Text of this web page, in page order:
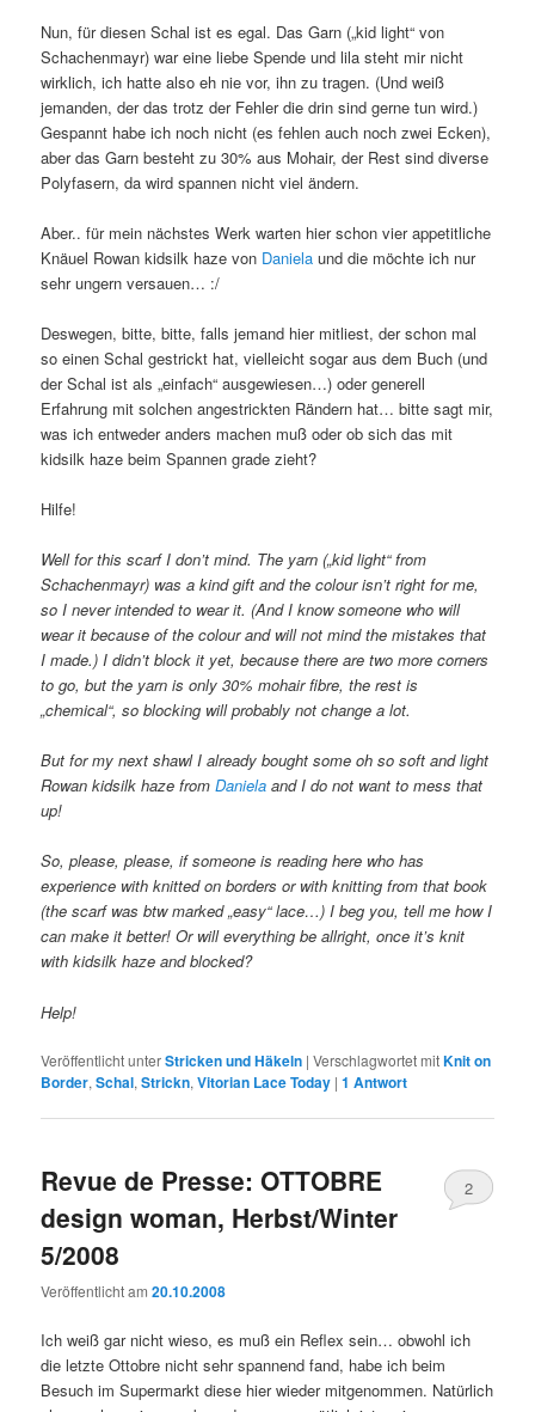
Nun, für diesen Schal ist es egal. Das Garn („kid light“ von
Schachenmayr) war eine liebe Spende und lila steht mir nicht
wirklich, ich hatte also eh nie vor, ihn zu tragen. (Und weiß
jemanden, der das trotz der Fehler die drin sind gerne tun wird.)
Gespannt habe ich noch nicht (es fehlen auch noch zwei Ecken),
aber das Garn besteht zu 30% aus Mohair, der Rest sind diverse
Polyfasern, da wird spannen nicht viel ändern.
Aber.. für mein nächstes Werk warten hier schon vier appetitliche
Knäuel Rowan kidsilk haze von Daniela und die möchte ich nur
sehr ungern versauen… :/
Deswegen, bitte, bitte, falls jemand hier mitliest, der schon mal
so einen Schal gestrickt hat, vielleicht sogar aus dem Buch (und
der Schal ist als „einfach“ ausgewiesen…) oder generell
Erfahrung mit solchen angestrickten Rändern hat… bitte sagt mir,
was ich entweder anders machen muß oder ob sich das mit
kidsilk haze beim Spannen grade zieht?
Hilfe!
Well for this scarf I don’t mind. The yarn („kid light“ from
Schachenmayr) was a kind gift and the colour isn’t right for me,
so I never intended to wear it. (And I know someone who will
wear it because of the colour and will not mind the mistakes that
I made.) I didn’t block it yet, because there are two more corners
to go, but the yarn is only 30% mohair fibre, the rest is
„chemical“, so blocking will probably not change a lot.
But for my next shawl I already bought some oh so soft and light
Rowan kidsilk haze fromDaniela and I do not want to mess that
up!
So, please, please, if someone is reading here who has
experience with knitted on borders or with knitting from that book
(the scarf was btw marked „easy“ lace…) I beg you, tell me how I
can make it better! Or will everything be allright, once it’s knit
with kidsilk haze and blocked?
Help!
Veröffentlicht unterStricken und Häkeln |Verschlagwortet mitKnit on
Border,Schal,Strickn,Vitorian Lace Today |1 Antwort
Revue de Presse: OTTOBRE
design woman, Herbst/Winter
5/2008
Veröffentlicht am20.10.2008
2
Ich weiß gar nicht wieso, es muß ein Reflex sein… obwohl ich
die letzte Ottobre nicht sehr spannend fand, habe ich beim
Besuch im Supermarkt diese hier wieder mitgenommen. Natürlich